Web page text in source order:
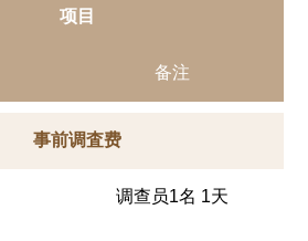
项目
备注
事前调査费
调查员1名 1天